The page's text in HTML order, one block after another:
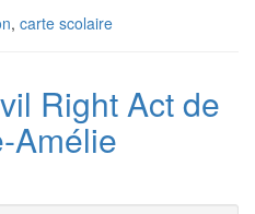
, carte scolaire
Right Act de
Amélie